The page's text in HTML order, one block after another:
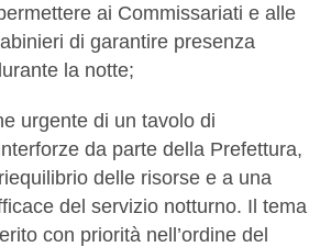
ai Commissariati e alle
di garantire presenza
la notte;
urgente di un tavolo di
da parte della Prefettura,
delle risorse e a una
del servizio notturno. Il tema
con priorità nell’ordine del